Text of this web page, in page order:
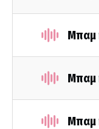
Μπαμ
Μπαμ
Μπαμ